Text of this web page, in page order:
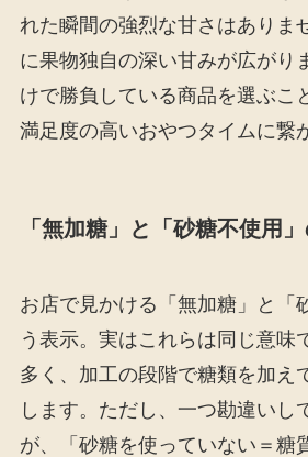
れた瞬間の強烈な甘さはありま
に果物独自の深い甘みが広がり
けで勝負している商品を選ぶこ
満足度の高いおやつタイムに繋
「無加糖」と「砂糖不使用
お店で見かける「無加糖」と「
う表示。実はこれらは同じ意味
多く、加工の段階で糖類を加え
します。ただし、一つ勘違いし
が、「砂糖を使っていない＝糖